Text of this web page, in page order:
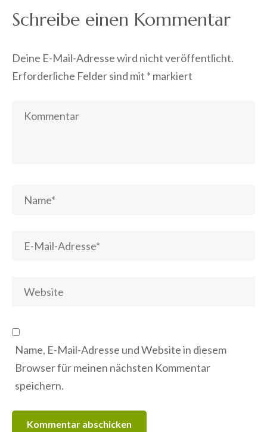
Schreibe einen Kommentar
Deine E-Mail-Adresse wird nicht veröffentlicht.
Erforderliche Felder sind mit * markiert
Name, E-Mail-Adresse und Website in diesem
Browser für meinen nächsten Kommentar
speichern.